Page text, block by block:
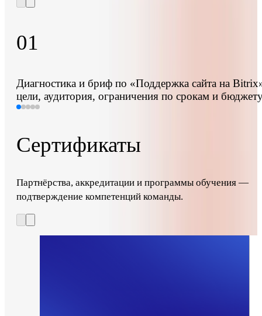
01
Диагностика и бриф по «Поддержка сайта на
цели, аудитория, ограничения по срокам и
Сертификаты
Партнёрства, аккредитации и программы обучения —
подтверждение компетенций команды.